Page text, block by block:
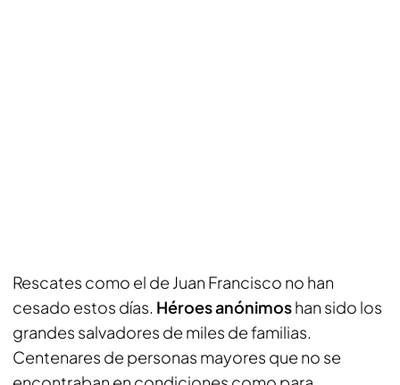
Rescates como el de Juan Francisco no han
cesado estos días. Héroes anónimoshan sido los
grandes salvadores de miles de familias.
Centenares de personas mayores que no se